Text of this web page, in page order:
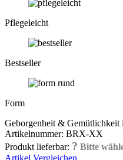
Pflege­leicht
Bestseller
Form
Geborgenheit & Gemütlichkeit
Artikelnummer: BRX-XX
Produkt lieferbar: ? Bitte
Artikel Vergleichen